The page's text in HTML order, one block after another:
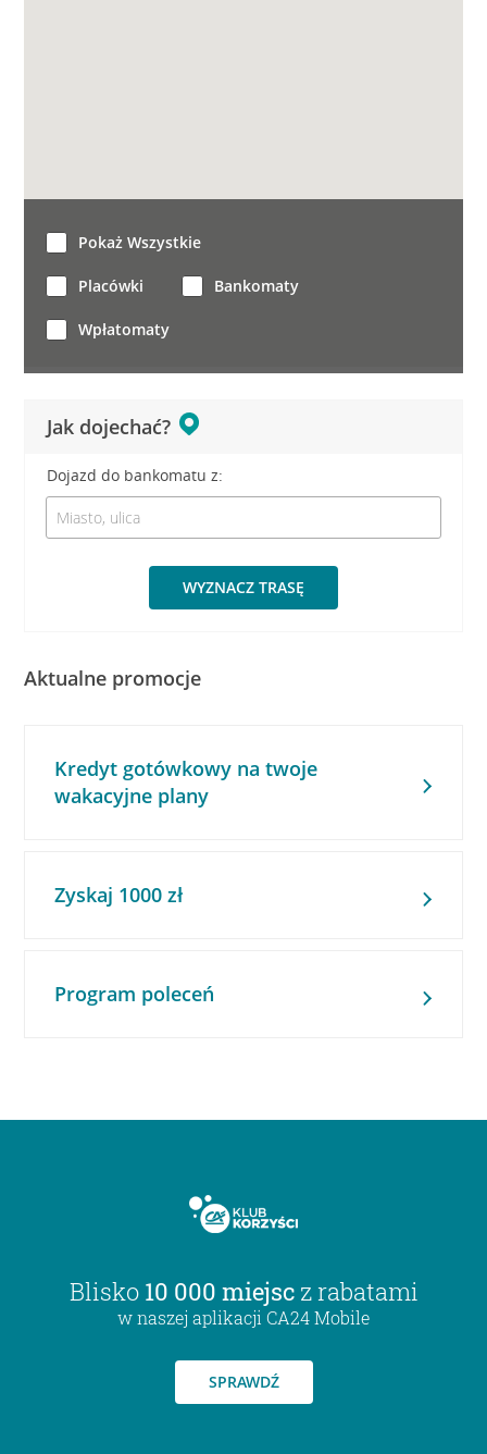
Jak dojechać?
Dojazd do bankomatu z:
WYZNACZ TRASĘ
Pokaż Wszystkie
Placówki Bankomaty
Wpłatomaty
Aktualne promocje
Kredyt gotówkowy na twoje
wakacyjne plany
Zyskaj 1000 zł
Program poleceń
Blisko 10 000 miejsc z rabatami
w naszej aplikacji CA24 Mobile
SPRAWDŹ